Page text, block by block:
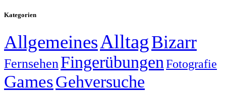
Kategorien
AllgemeinesAlltagBizarr
FernsehenFingerübungen Fotografie
GamesGehversuche